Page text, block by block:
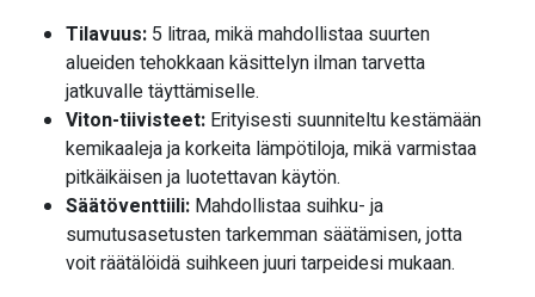
Tilavuus: 5 litraa, mikä mahdollistaa suurten
alueiden tehokkaan käsittelyn ilman tarvetta
jatkuvalle täyttämiselle.
Viton-tiivisteet: Erityisesti suunniteltu kestämään
kemikaaleja ja korkeita lämpötiloja, mikä varmistaa
pitkäikäisen ja luotettavan käytön.
Säätöventtiili: Mahdollistaa suihku- ja
sumutusasetusten tarkemman säätämisen, jotta
voit räätälöidä suihkeen juuri tarpeidesi mukaan.